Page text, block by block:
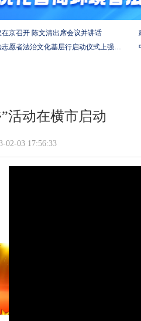
京召开 陈文清出席会议并讲话
陈文清在青年普法志愿者法治文化基层行启动仪式上强调 以学习宣传习近平法治思想引领普法工作
活动在横市启动
03 17:56:33